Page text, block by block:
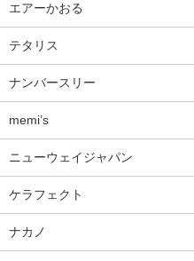
エアーかおる
テタリス
ナンバースリー
memi’s
ニューウェイジャパン
ケラフェクト
ナカノ